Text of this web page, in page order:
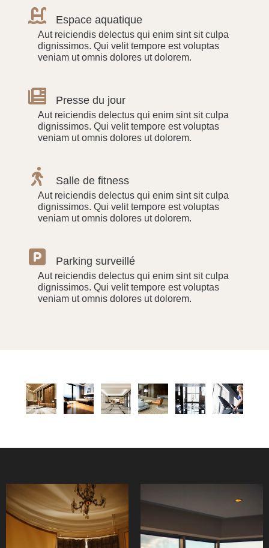
Espace aquatique
Aut reiciendis delectus qui enim sint sit culpa
dignissimos. Qui velit tempore est voluptas
veniam ut omnis dolores ut dolorem.
Presse du jour
Aut reiciendis delectus qui enim sint sit culpa
dignissimos. Qui velit tempore est voluptas
veniam ut omnis dolores ut dolorem.
Salle de fitness
Aut reiciendis delectus qui enim sint sit culpa
dignissimos. Qui velit tempore est voluptas
veniam ut omnis dolores ut dolorem.
Parking surveillé
Aut reiciendis delectus qui enim sint sit culpa
dignissimos. Qui velit tempore est voluptas
veniam ut omnis dolores ut dolorem.